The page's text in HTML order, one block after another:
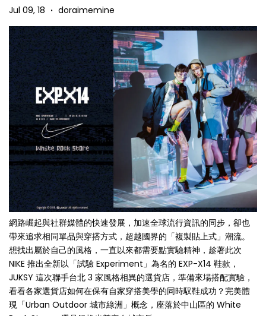
Jul 09, 18 • doraimemine
網路崛起與社群媒體的快速發展，加速全球流行資訊的同步，卻也
帶來追求相同單品與穿搭方式，超越國界的「複製貼上式」潮流。
想找出屬於自己的風格，一直以來都需要點實驗精神，趁著此次
NIKE 推出全新以「試驗 Experiment」為名的 EXP-X14 鞋款，
JUKSY 這次聯手台北 3 家風格相異的選貨店，準備來場搭配實驗，
看看各家選貨店如何在保有自家穿搭美學的同時馭鞋成功？完美體
現「Urban Outdoor 城市綠洲」概念，座落於中山區的 White